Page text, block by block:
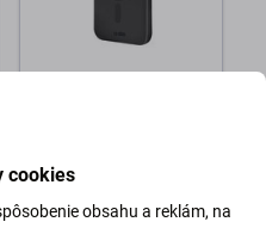
ružová
Skladom
cookies
obsahu a reklám, na